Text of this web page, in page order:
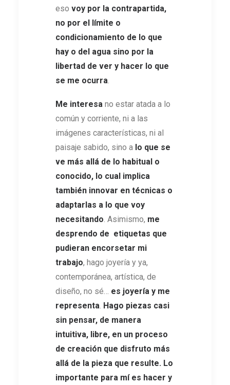
eso voy por la contrapartida,
no por el límite o
condicionamiento de lo que
hay o del agua sino por la
libertad de ver y hacer lo que
se me ocurra.
Me interesa no estar atada a lo
común y corriente, ni a las
imágenes características, ni al
paisaje sabido, sino a lo que se
ve más allá de lo habitual o
conocido, lo cual implica
también innovar en técnicas o
adaptarlas a lo que voy
necesitando. Asimismo, me
desprendo de etiquetas que
pudieran encorsetar mi
trabajo, hago joyería y ya,
contemporánea, artística, de
diseño, no sé… es joyería y me
representa. Hago piezas casi
sin pensar, de manera
intuitiva, libre, en un proceso
de creación que disfruto más
allá de la pieza que resulte. Lo
importante para mí es hacer y